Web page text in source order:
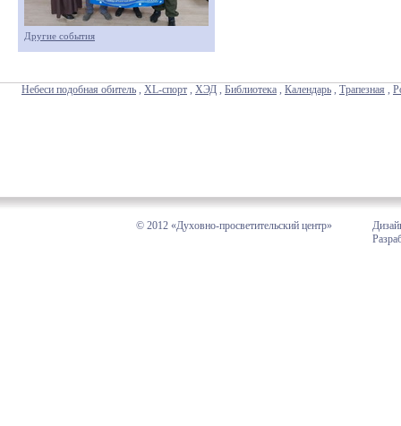
Другие события
Небеси подобная обитель , XL-спорт , ХЭД , Библиотека , Календарь , Трапезная ,
© 2012 «Духовно-просветительский центр»